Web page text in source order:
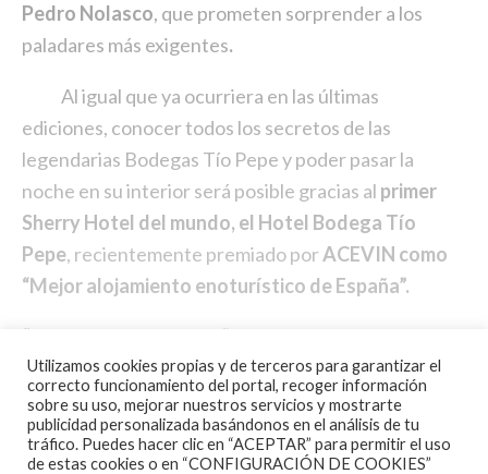
Pedro Nolasco, que prometen sorprender a los
paladares más exigentes.
Al igual que ya ocurriera en las últimas
ediciones, conocer todos los secretos de las
legendarias Bodegas Tío Pepe y poder pasar la
noche en su interior será posible gracias al primer
Sherry Hotel del mundo, el Hotel Bodega Tío
Pepe, recientemente premiado porACEVIN como
“Mejor alojamiento enoturístico de España”.
“Veranea en la Bodega” 2023, cuenta con el
patrocinio de la Consejería de Turismo, Cultura y
Deporte de la Junta de Andalucía. Cofinanciado
con Fondos FEDER, la Diputación de Cádiz y
reconocidas entidades como Cajasur, Banco
Utilizamos cookies propias y de terceros para garantizar el
correcto funcionamiento del portal, recoger información
sobre su uso, mejorar nuestros servicios y mostrarte
publicidad personalizada basándonos en el análisis de tu
tráfico. Puedes hacer clic en “ACEPTAR” para permitir el uso
de estas cookies o en “CONFIGURACIÓN DE COOKIES”